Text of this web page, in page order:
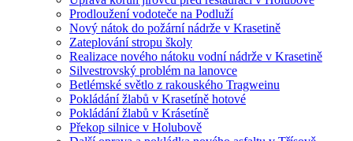
Prodloužení vodoteče na Podluží
Nový nátok do požární nádrže v Krasetině
Zateplování stropu školy
Realizace nového nátoku vodní nádrže v Krasetině
Silvestrovský problém na lanovce
Betlémské světlo z rakouského Tragweinu
Pokládání žlabů v Krasetíně hotové
Pokládání žlabů v Krásetíně
Překop silnice v Holubově